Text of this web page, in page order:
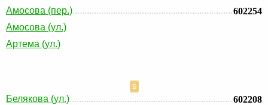
Амосова (пер.)
602254
Амосова (ул.)
Артема (ул.)
Б
Белякова (ул.)
602208